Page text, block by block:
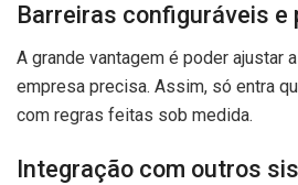
Barreiras configuráveis e
A grande vantagem é poder ajustar
empresa precisa. Assim, só entra
com regras feitas sob medida.
Integração com outros